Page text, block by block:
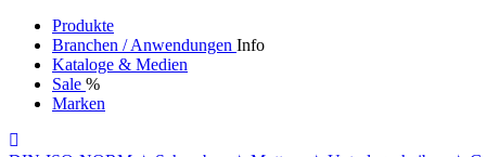
Produkte
Branchen / Anwendungen Info
Kataloge & Medien
Sale %
Marken